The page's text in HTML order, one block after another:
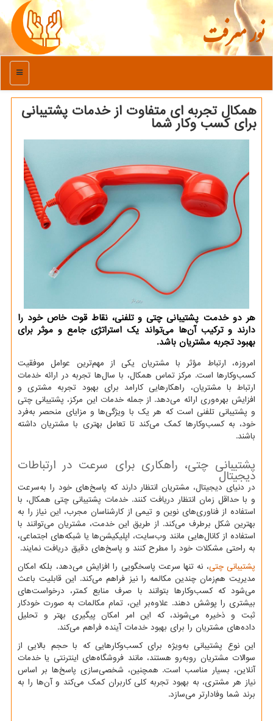
نور معرفت
منو
همکال تجربه ای متفاوت از خدمات پشتیبانی
برای کسب وکار شما
هر دو خدمت پشتیبانی چتی و تلفنی، نقاط قوت خاص خود را
دارند و ترکیب آن‌ها می‌تواند یک استراتژی جامع و موثر برای
بهبود تجربه مشتریان باشد.
امروزه، ارتباط مؤثر با مشتریان یکی از مهم‌ترین عوامل موفقیت
کسب‌وکارها است. مرکز تماس همکال، با سال‌ها تجربه در ارائه خدمات
ارتباط با مشتریان، راهکارهایی کارامد برای بهبود تجربه مشتری و
افزایش بهره‌وری ارائه می‌دهد. از جمله خدمات این مرکز، پشتیبانی چتی
و پشتیبانی تلفنی است که هر یک با ویژگی‌ها و مزایای منحصر به‌فرد
خود، به کسب‌وکارها کمک می‌کند تا تعامل بهتری با مشتریان داشته
باشند.
پشتیبانی چتی، راهکاری برای سرعت در ارتباطات
دیجیتال
در دنیای دیجیتال، مشتریان انتظار دارند که پاسخ‌های خود را به‌سرعت
و با حداقل زمان انتظار دریافت کنند. خدمات پشتیبانی چتی همکال، با
استفاده از فناوری‌های نوین و تیمی از کارشناسان مجرب، این نیاز را به
بهترین شکل برطرف می‌کند. از طریق این خدمت، مشتریان می‌توانند با
استفاده از کانال‌هایی مانند وب‌سایت، اپلیکیشن‌ها یا شبکه‌های اجتماعی،
به راحتی مشکلات خود را مطرح کنند و پاسخ‌های دقیق دریافت نمایند.
پشتیبانی چتی، نه تنها سرعت پاسخگویی را افزایش می‌دهد، بلکه امکان
مدیریت هم‌زمان چندین مکالمه را نیز فراهم می‌کند. این قابلیت باعث
می‌شود که کسب‌وکارها بتوانند با صرف منابع کمتر، درخواست‌های
بیشتری را پوشش دهند. علاوه‌بر این، تمام مکالمات به صورت خودکار
ثبت و ذخیره می‌شوند، که این امر امکان پیگیری بهتر و تحلیل
داده‌های مشتریان را برای بهبود خدمات آینده فراهم می‌کند.
این نوع پشتیبانی به‌ویژه برای کسب‌وکارهایی که با حجم بالایی از
سوالات مشتریان روبه‌رو هستند، مانند فروشگاه‌های اینترنتی یا خدمات
آنلاین، بسیار مناسب است. همچنین، شخصی‌سازی پاسخ‌ها بر اساس
نیاز هر مشتری، به بهبود تجربه کلی کاربران کمک می‌کند و آن‌ها را به
برند شما وفادارتر می‌سازد.